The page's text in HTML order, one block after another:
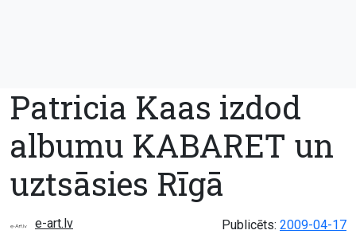
Patricia Kaas izdod
albumu KABARET un
uztsāsies Rīgā
e-art.lv Publicēts: 2009-04-17